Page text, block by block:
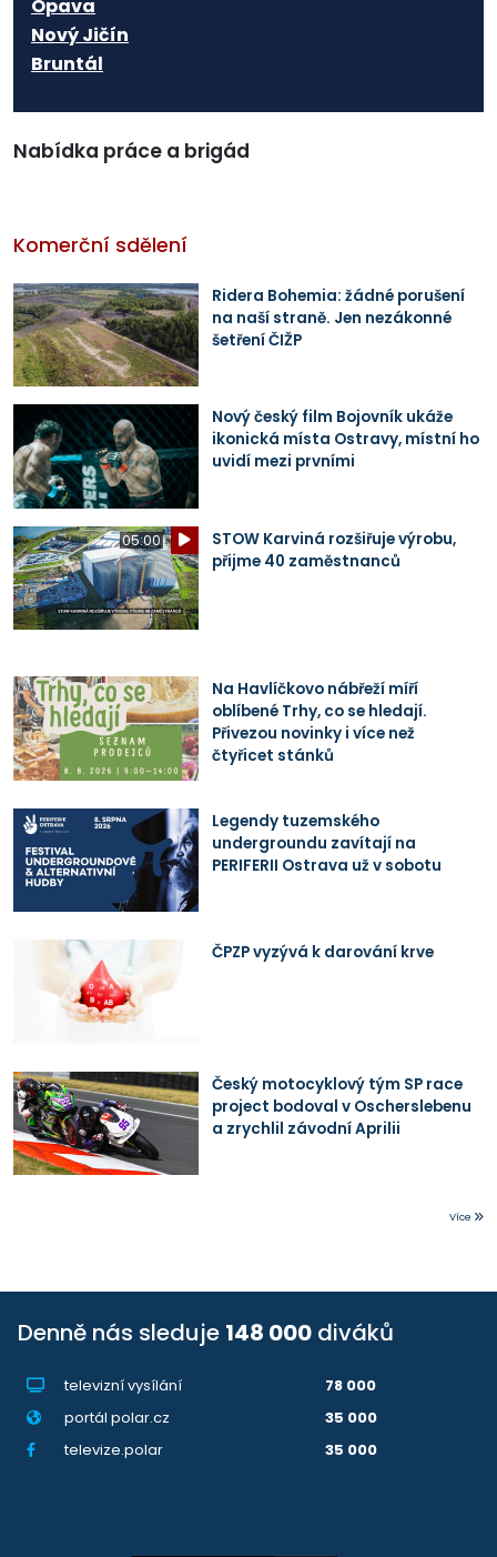
Opava
Nový Jičín
Bruntál
Nabídka práce a brigád
Komerční sdělení
Ridera Bohemia: žádné porušení
na naší straně. Jen nezákonné
šetření ČIŽP
Nový český film Bojovník ukáže
ikonická místa Ostravy, místní ho
uvidí mezi prvními
05:00
STOW Karviná rozšiřuje výrobu,
přijme 40 zaměstnanců
Na Havlíčkovo nábřeží míří
oblíbené Trhy, co se hledají.
Přivezou novinky i více než
čtyřicet stánků
Legendy tuzemského
undergroundu zavítají na
PERIFERII Ostrava už v sobotu
ČPZP vyzývá k darování krve
Český motocyklový tým SP race
project bodoval v Oscherslebenu
a zrychlil závodní Aprilii
Více
Denně nás sleduje 148 000 diváků
televizní vysílání
78 000
portál polar.cz
35 000
televize.polar
35 000